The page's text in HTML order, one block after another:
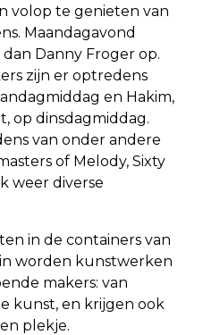
volop te genieten van
Maandagavond
Danny Froger op.
zijn er optredens
en Hakim,
op dinsdagmiddag.
van onder andere
of Melody, Sixty
weer diverse
in de containers van
worden kunstwerken
makers: van
kunst, en krijgen ook
plekje.